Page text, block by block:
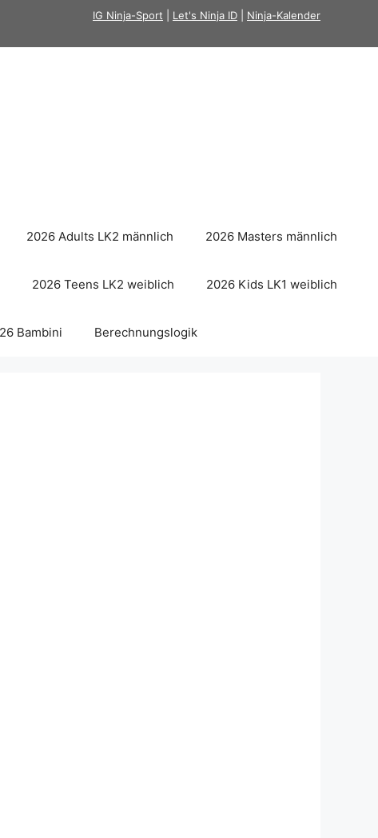
IG Ninja-Sport Let's Ninja ID Ninja-Kalender
2026 Adults LK2 männlich 2026 Masters männlich
2026 Teens LK2 weiblich 2026 Kids LK1 weiblich
Bambini Berechnungslogik